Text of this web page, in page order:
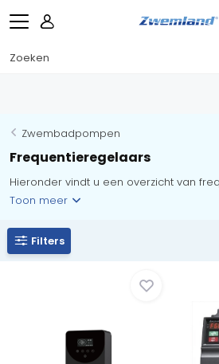
Zwembadpompen
Frequentieregelaars
Hieronder vindt u een overzicht van
Toon meer
Filters